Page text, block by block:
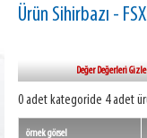
Ürün Sihirbazı -
Değer Değerleri Gizle
0 adet kategoride 4 adet
örnek görsel